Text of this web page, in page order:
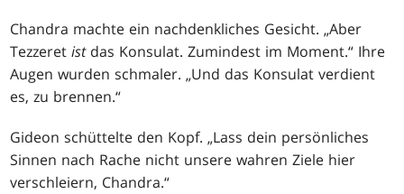
Chandra machte ein nachdenkliches Gesicht. „Aber
Tezzeretistdas Konsulat. Zumindest im Moment.“ Ihre
Augen wurden schmaler. „Und das Konsulat verdient
es, zu brennen.“
Gideon schüttelte den Kopf. „Lass dein persönliches
Sinnen nach Rache nicht unsere wahren Ziele hier
verschleiern, Chandra.“